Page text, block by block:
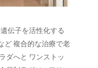
伝子を活性化する
ど 複合的な治療で老
ダへと ワンストッ